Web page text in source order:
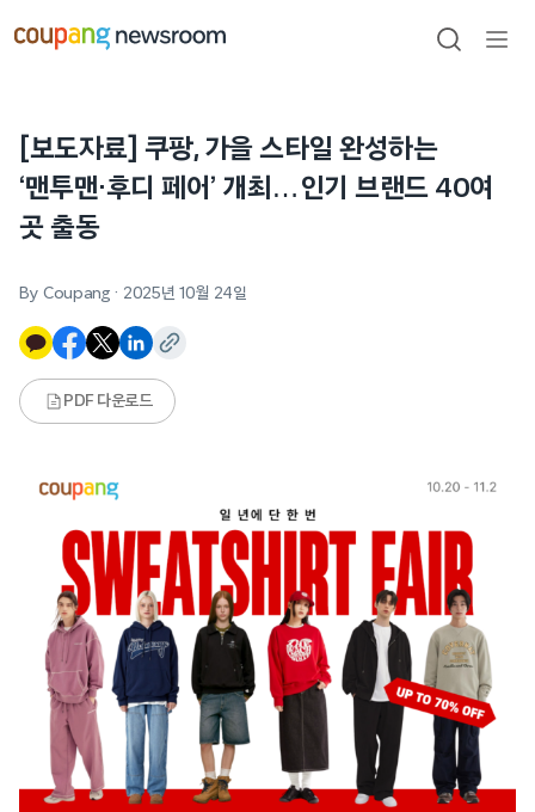
건너뛰기
검색
[보도자료] 쿠팡, 가을 스타일 완성하는
‘맨투맨·후디 페어’ 개최…인기 브랜드 40여
곳 출동
By Coupang · 2025년 10월 24일
PDF 다운로드